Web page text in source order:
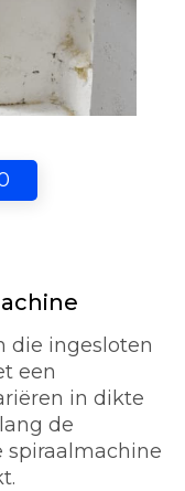
die ingesloten
een
in dikte
de
spiraalmachine